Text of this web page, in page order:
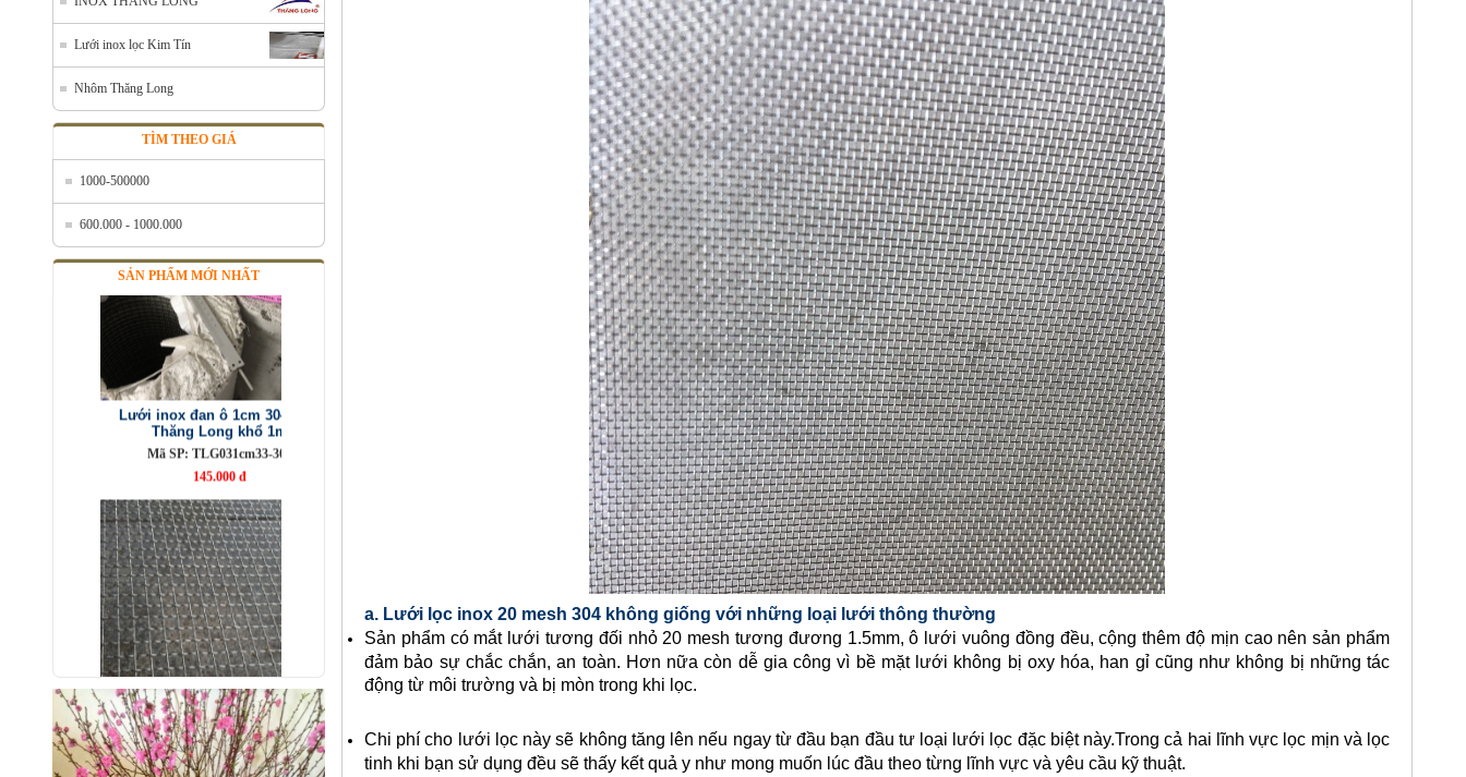
Lưới inox lọc Kim Tín
Nhôm Thăng Long
TÌM THEO GIÁ
1000-500000
600.000 - 1000.000
SẢN PHẨM MỚI NHẤT
Lưới đỡ cách nhiệt inox 304
Mã SP: Linoxchongnong1010304
Call
Lưới inox đan ô 1cm 304 TLG
Thăng Long khổ 1m
Mã SP: TLG031cm33-304
145.000 đ
Lưới inox 10x10 đan ô vuông
Thăng Long
Mã SP: linox1010dvsp
Call
a. Lưới lọc inox 20 mesh 304 không giống với những loại lưới thông thường
Sản phẩm có mắt lưới tương đối nhỏ 20 mesh tương đương 1.5mm, ô lưới vuông đồng đều, cộng thêm độ mịn cao nên sản phẩm
đảm bảo sự chắc chắn, an toàn. Hơn nữa còn dễ gia công vì bề mặt lưới không bị oxy hóa, han gỉ cũng như không bị những tác
động từ môi trường và bị mòn trong khi lọc.
Chi phí cho lưới lọc này sẽ không tăng lên nếu ngay từ đầu bạn đầu tư loại lưới lọc đặc biệt này.Trong cả hai lĩnh vực lọc mịn và lọc
tinh khi bạn sử dụng đều sẽ thấy kết quả y như mong muốn lúc đầu theo từng lĩnh vực và yêu cầu kỹ thuật.